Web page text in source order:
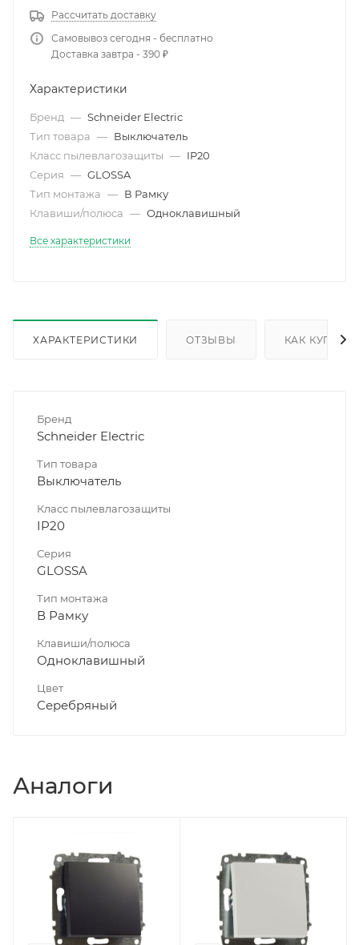
Рассчитать доставку
Самовывоз сегодня - бесплатно
Доставка завтра - 390 ₽
Характеристики
Бренд — Schneider Electric
Тип товара — Выключатель
Класс пылевлагозащиты — IP20
Серия — GLOSSA
Тип монтажа — В Рамку
Клавиши/полюса — Одноклавишный
Все характеристики
ХАРАКТЕРИСТИКИ ОТЗЫВЫ КАК КУПИТЬ
Бренд
Schneider Electric
Тип товара
Выключатель
Класс пылевлагозащиты
IP20
Серия
GLOSSA
Тип монтажа
В Рамку
Клавиши/полюса
Одноклавишный
Цвет
Серебряный
Аналоги